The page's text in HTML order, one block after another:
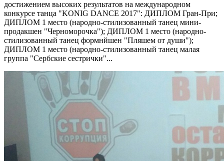
достижением высоких результатов на международном
конкурсе танца "KONIG DANCE 2017": ДИПЛОМ Гран-При;
ДИПЛОМ 1 место (народно-стилизованный танец мини-
продакшен "Черноморочка"); ДИПЛОМ 1 место (народно-
стилизованный танец формнйшен "Пляшем от души");
ДИПЛОМ 1 место (народно-стилизованный танец малая
группа "Сербские сестрички"...